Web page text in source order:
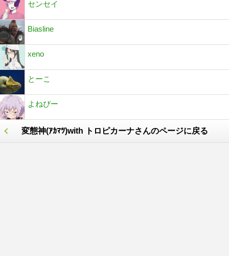
センセイ
Biasline
xeno
とーこ
よねぴー
変態神(ｱｶﾏﾂ)with トロピカーナさんのページに戻る